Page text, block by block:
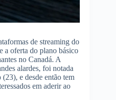
de streaming do
a oferta do plano básico
no Canadá. A
alardes, foi notada
e desde então tem
​​em aderir ao